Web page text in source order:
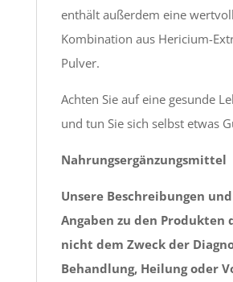
enthält außerdem eine
Kombination aus Hericium-
Pulver.
Achten Sie auf eine gesunde
und tun Sie sich selbst etwas
Nahrungsergänzungsmittel
Unsere Beschreibungen
Angaben zu den Produkten
nicht dem Zweck der
Behandlung, Heilung oder